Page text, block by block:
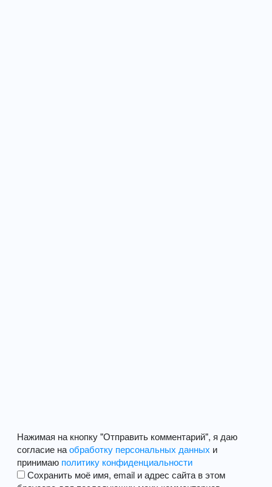
Нажимая на кнопку "Отправить комментарий", я даю
согласие наобработку персональных данных и
принимаю политику конфиденциальности
Сохранить моё имя, email и адрес сайта в этом